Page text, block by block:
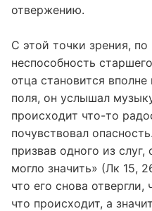
отвержению.
С этой точки зрения,
неспособность
отца становится
поля, он услышал
происходит что-то
почувствовал
призвав одного из
могло значить» (Лк 15,
что его снова отвергли,
что происходит, а